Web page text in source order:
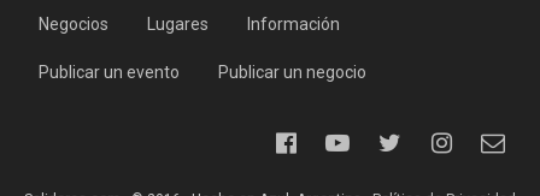
Negocios Lugares Información
Publicar un evento Publicar un negocio